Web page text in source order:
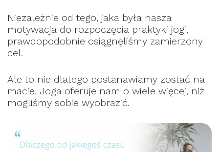
Niezależnie od tego, jaka była nasza
motywacja do rozpoczęcia praktyki jogi,
prawdopodobnie osiągnęliśmy zamierzony
cel.
Ale to nie dlatego postanawiamy zostać na
macie. Joga oferuje nam o wiele więcej, niż
mogliśmy sobie wyobrazić.